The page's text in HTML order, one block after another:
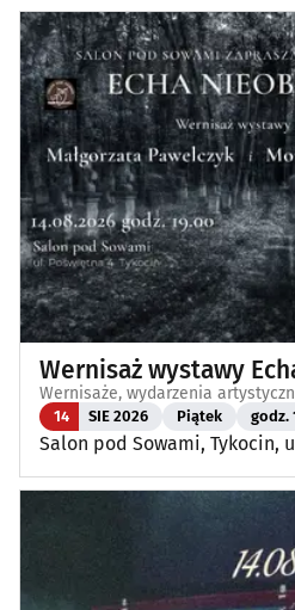
Wernisaż wystawy
Wernisaże, wydarzenia
14 SIE 2026 Piątek godz.
Salon pod Sowami, Tykocin,